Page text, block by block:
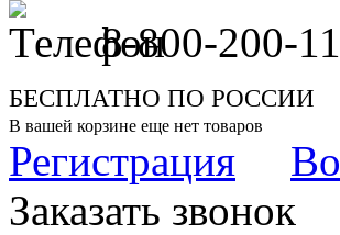
8-800-200-
БЕСПЛАТНО ПО РОССИИ
В вашей корзине еще нет товаров
Регистрация
Заказать звонок